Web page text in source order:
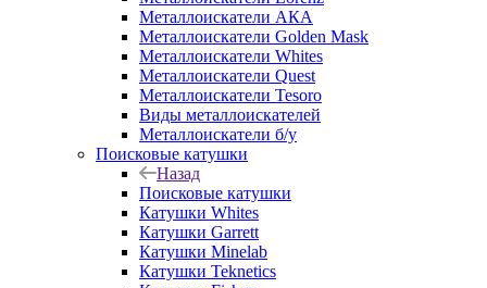
Металлоискатели АКА
Металлоискатели Golden Mask
Металлоискатели Whites
Металлоискатели Quest
Металлоискатели Tesoro
Виды металлоискателей
Металлоискатели б/у
Поисковые катушки
Назад
Поисковые катушки
Катушки Whites
Катушки Garrett
Катушки Minelab
Катушки Teknetics